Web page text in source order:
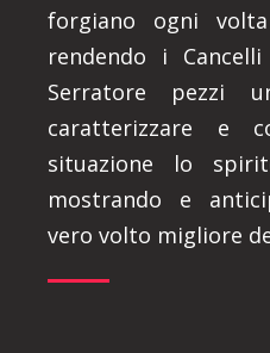
forgiano ogni
rendendo i
Serratore pezzi
caratterizzare e
situazione lo
mostrando e
vero volto migliore